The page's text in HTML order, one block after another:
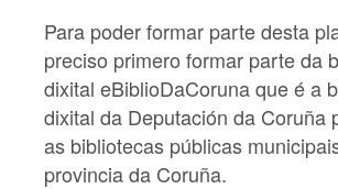
Para poder formar parte desta
preciso primero formar parte da
dixital eBiblioDaCoruna que é a
dixital da Deputación da Coruña
as bibliotecas públicas
provincia da Coruña.